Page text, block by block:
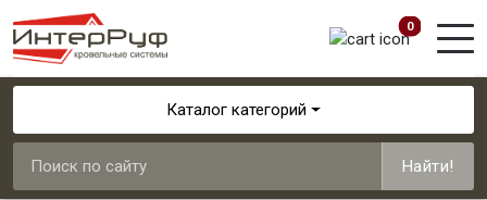
0
Каталог категорий
Найти!